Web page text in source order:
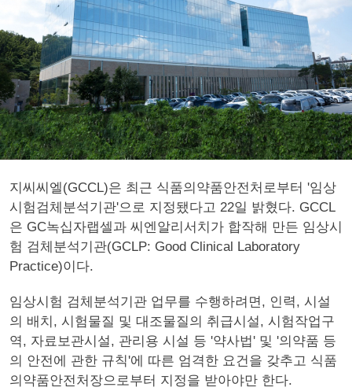
지씨씨엘(GCCL)은 최근 식품의약품안전처로부터 '임상
시험검체분석기관'으로 지정됐다고 22일 밝혔다. GCCL
은 GC녹십자랩셀과 씨엔알리서치가 합작해 만든 임상시
험 검체분석기관(GCLP: Good Clinical Laboratory
Practice)이다.
임상시험 검체분석기관 업무를 수행하려면, 인력, 시설
의 배치, 시험물질 및 대조물질의 취급시설, 시험작업구
역, 자료보관시설, 관리용 시설 등 '약사법' 및 '의약품 등
의 안전에 관한 규칙'에 따른 엄격한 요건을 갖추고 식품
의약품안전처장으로부터 지정을 받아야만 한다.